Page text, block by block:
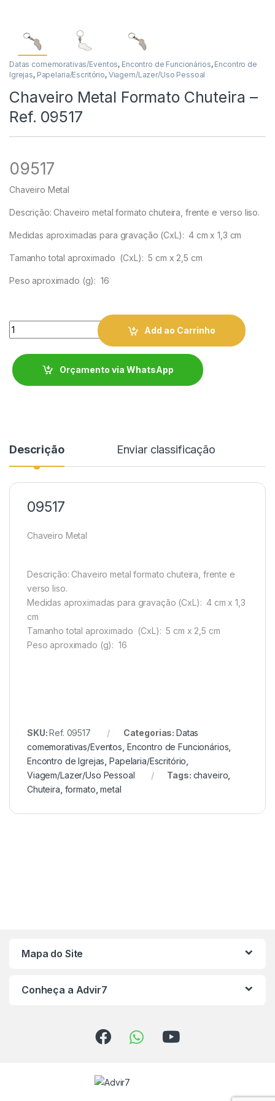
Datas comemorativas/Eventos, Encontro de Funcionários, Encontro de
Igrejas, Papelaria/Escritório, Viagem/Lazer/Uso Pessoal
Chaveiro Metal Formato Chuteira –
Ref. 09517
09517
Chaveiro Metal
Descrição:Chaveiro metal formato chuteira, frente e verso liso.
Medidas aproximadas para gravação (CxL): 4 cm x 1,3 cm
Tamanho total aproximado (CxL): 5 cm x 2,5 cm
Peso aproximado (g): 16
Quantity
Add ao Carrinho
Orçamento via WhatsApp
Descrição Enviar classificação
09517
Chaveiro Metal
Descrição: Chaveiro metal formato chuteira, frente e
verso liso.
Medidas aproximadas para gravação (CxL): 4 cm x 1,3
cm
Tamanho total aproximado (CxL): 5 cm x 2,5 cm
Peso aproximado (g): 16
SKU:Ref. 09517 Categorias: Datas
comemorativas/Eventos Encontro de Funcionários
Encontro de Igrejas ,Papelaria/Escritório
Viagem/Lazer/Uso Pessoal
Tags: chaveiro
Chuteira formato ,metal
Mapa do Site
Conheça a Advir7